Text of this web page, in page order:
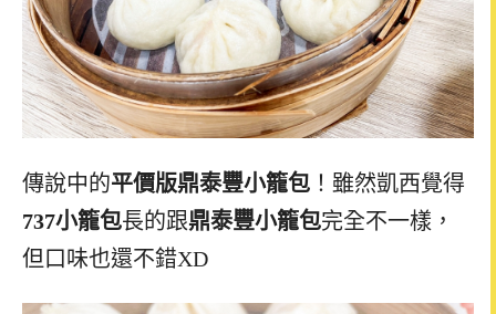
傳說中的平價版鼎泰豐小籠包 ！雖然凱西覺得
737小籠包長的跟鼎泰豐小籠包完全不一樣，
但口味也還不錯XD